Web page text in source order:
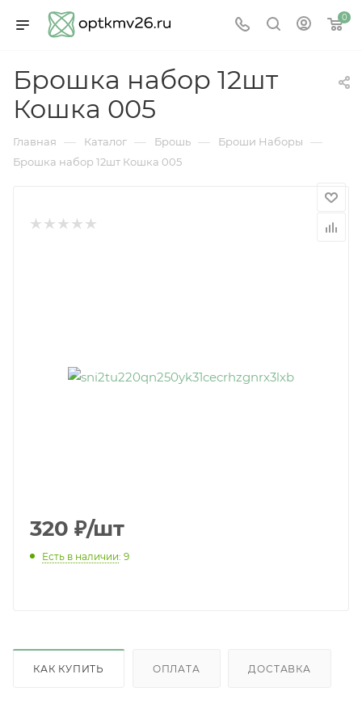
0
Брошка набор 12шт
Кошка 005
Главная — Каталог — Брошь — Броши Наборы —
Брошка набор 12шт Кошка 005
320 ₽/шт
Есть в наличии: 9
КАК КУПИТЬ ОПЛАТА ДОСТАВКА